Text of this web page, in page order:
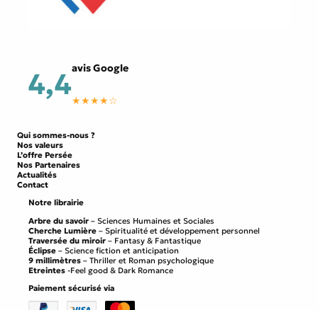
4,4avis Google
★★★★☆
Qui sommes-nous ?
Nos valeurs
L’offre Persée
Nos Partenaires
Actualités
Contact
Notre librairie
Arbre du savoir – Sciences Humaines et Sociales
Cherche Lumière – Spiritualité et développement personnel
Traversée du miroir – Fantasy & Fantastique
Éclipse – Science fiction et anticipation
9 millimètres – Thriller et Roman psychologique
Etreintes -Feel good & Dark Romance
Paiement sécurisé via